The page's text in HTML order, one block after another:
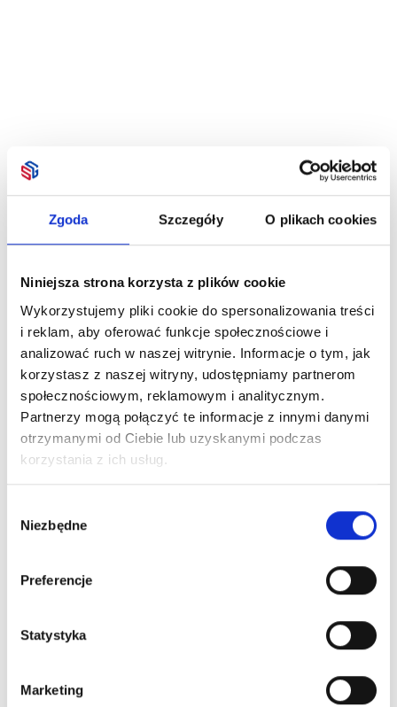
Zgoda Szczegóły O plikach cookies
Niniejsza strona korzysta z plików cookie
Wykorzystujemy pliki cookie do spersonalizowania treści
i reklam, aby oferować funkcje społecznościowe i
analizować ruch w naszej witrynie. Informacje o tym, jak
korzystasz z naszej witryny, udostępniamy partnerom
społecznościowym, reklamowym i analitycznym.
Partnerzy mogą połączyć te informacje z innymi danymi
otrzymanymi od Ciebie lub uzyskanymi podczas
korzystania z ich usług.
zgody
Niezbędne
Preferencje
Statystyka
Marketing